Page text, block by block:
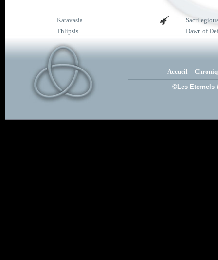
Katavasia
Thlipsis
Dawn of
Accueil
©Les Eternels